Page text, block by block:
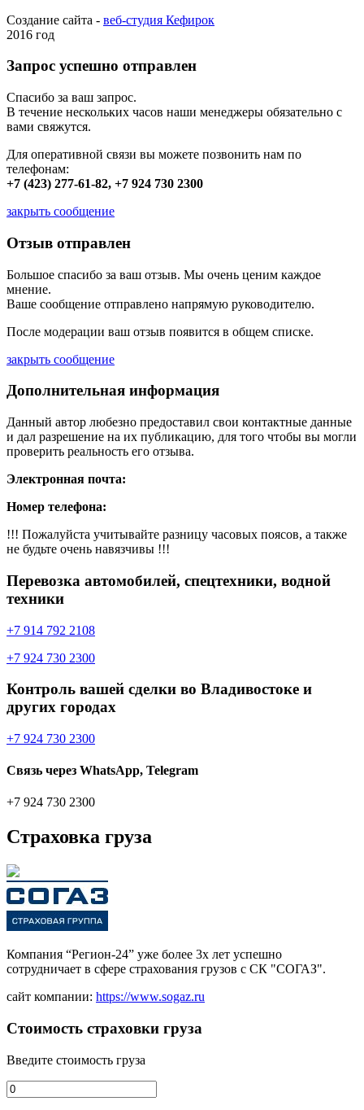
Создание сайта - веб-студия Кефирок
2016 год
Запрос успешно отправлен
Спасибо за ваш запрос.
В течение нескольких часов наши менеджеры обязательно с
вами свяжутся.
Для оперативной связи вы можете позвонить нам по
телефонам:
+7 (423) 277-61-82, +7 924 730 2300
закрыть сообщение
Отзыв отправлен
Большое спасибо за ваш отзыв. Мы очень ценим каждое
мнение.
Ваше сообщение отправлено напрямую руководителю.
После модерации ваш отзыв появится в общем списке.
закрыть сообщение
Дополнительная информация
Данный автор любезно предоставил свои контактные данные
и дал разрешение на их публикацию, для того чтобы вы могли
проверить реальность его отзыва.
Электронная почта:
Номер телефона:
!!! Пожалуйста учитывайте разницу часовых поясов, а также
не будьте очень навязчивы !!!
Перевозка автомобилей, спецтехники, водной
техники
+7 914 792 2108
+7 924 730 2300
Контроль вашей сделки во Владивостоке и
других городах
+7 924 730 2300
Связь через WhatsApp, Telegram
+7 924 730 2300
Страховка груза
Компания “Регион-24” уже более 3х лет успешно
сотрудничает в сфере страхования грузов с СК "СОГАЗ".
сайт компании: https://www.sogaz.ru
Стоимость страховки груза
Введите стоимость груза